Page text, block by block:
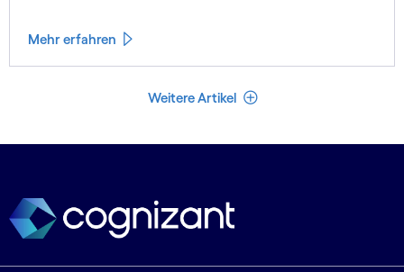
Mehr erfahren
Weitere Artikel Weniger Artikel